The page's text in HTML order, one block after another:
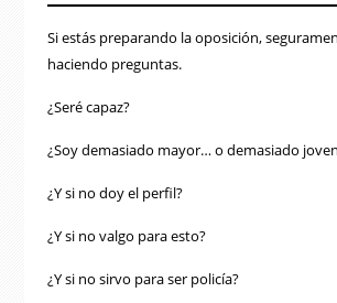
Si estás preparando la oposición,
haciendo preguntas.
¿Seré capaz?
¿Soy demasiado mayor… o demasiado
¿Y si no doy el perfil?
¿Y si no valgo para esto?
¿Y si no sirvo para ser policía?